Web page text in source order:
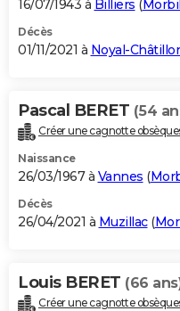
16/07/1943 à Billiers (
Décès
01/11/2021 à Noyal-
Pascal BERET (54
Créer une cagnotte
Naissance
26/03/1967 à Vannes (
Décès
26/04/2021 à Muzillac(
Louis BERET (66
Créer une cagnotte